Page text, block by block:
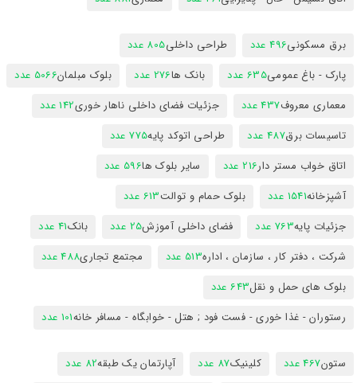
برق مسکونی496 عدد طراحی داخلی805 عدد
پارک - باغ عمومی635 عدد بانک ها276 عدد بلوک مبلمان5066 عدد
معماری معروف437 عدد جزئیات فضای داخلی ناهار خوری142 عدد
تاسیسات برق487 عدد طراحی اتوکد پایه775 عدد
اتاق خواب مستر دار216 عدد سایر بلوک ها596 عدد
آشپزخانه1541 عدد بلوک حمام و توالت613 عدد
جزئیات پایه763 عدد فضای داخلی آموزش25 عدد بانک41 عدد
شرکت ، دفتر کار ، سازمان ، اداره513 عدد مجتمع تجاری488 عدد
بلوک های حمل و نقل643 عدد
رستوران - غذا خوری - فست فود ; هتل - خوابگاه - مسافر خانه101 عدد
ستون467 عدد کلینیک87 عدد آپارتمان یک طبقه82 عدد